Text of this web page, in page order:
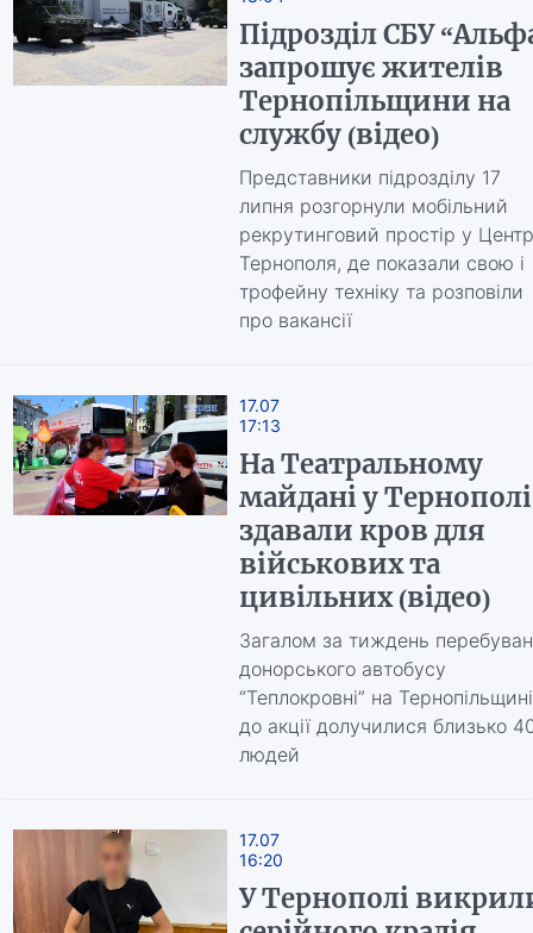
Підрозділ СБУ
запрошує жителів
Тернопільщини на
службу (відео)
Представники підрозділу 17
липня розгорнули мобільний
рекрутинговий простір у
Тернополя, де показали свою і
трофейну техніку та розповіли
про вакансії
17.07
17:13
На Театральному
майдані у Тернополі
здавали кров для
військових та
цивільних (відео)
Загалом за тиждень
донорського автобусу
“Теплокровні” на Тернопільщині
до акції долучилися близько
людей
17.07
16:20
У Тернополі